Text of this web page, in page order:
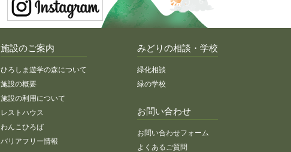
施設のご案内
ひろしま遊学の森について
施設の概要
施設の利用について
レストハウス
わんこひろば
バリアフリー情報
みどりの相談・学校
緑化相談
緑の学校
お問い合わせ
お問い合わせフォーム
よくあるご質問